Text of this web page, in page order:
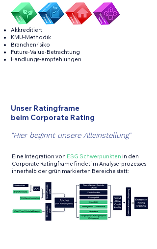
Akkreditiert
KMU-Methodik
Branchenrisiko
Future-Value-Betrachtung
Handlungs-empfehlungen
Unser Ratingframe
beim Corporate Rating
"Hier beginnt unsere Alleinstellung"
Eine Integration von ESG Schwerpunkten in den
Corporate Ratingframe findet im Analyse-prozesses
innerhalb der grün markierten Bereiche statt: